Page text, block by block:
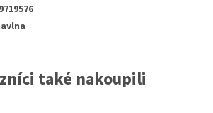
také nakoupili